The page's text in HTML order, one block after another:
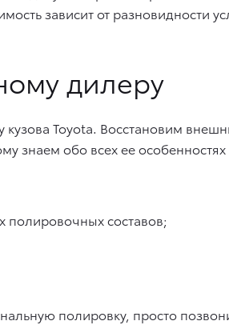
зависит от разновидности
дилеру
кузова Toyota. Восстановим
обо всех ее особенностях
составов;
полировку, просто